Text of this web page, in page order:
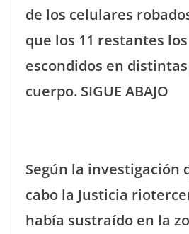
de los celulares
que los 11 restantes
escondidos en
cuerpo. SIGUE ABAJO
Según la investigación
cabo la Justicia
había sustraído en la